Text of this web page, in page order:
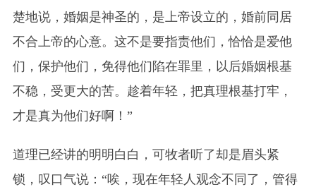
楚地说，婚姻是神圣的，是上帝设立的，婚前同居
不合上帝的心意。这不是要指责他们，恰恰是爱他
们，保护他们，免得他们陷在罪里，以后婚姻根基
不稳，受更大的苦。趁着年轻，把真理根基打牢，
才是真为他们好啊！”
道理已经讲的明明白白，可牧者听了却是眉头紧
锁，叹口气说：“唉，现在年轻人观念不同了，管得